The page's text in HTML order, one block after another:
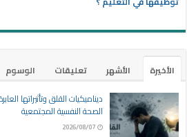
الأخيرة الأشهر تعليقات
الوسوم
ديناميكيات القلق وتأثيراتها
الصحة النفسية المجتمعية
2026/08/07